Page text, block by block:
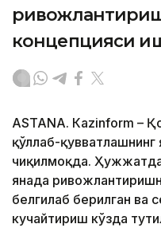
концепцияси
ASTANА. Кazinform –
қўллаб-
чиқилмоқда. Ҳужжатда
янада
белгилаб берилган ва
кучайтириш кўзда